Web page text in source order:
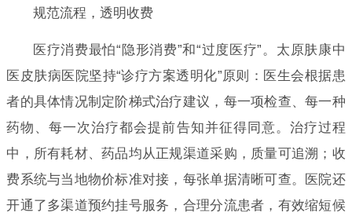
规范流程，透明收费
医疗消费最怕“隐形消费”和“过度医疗”。太原肤康中
医皮肤病医院坚持“诊疗方案透明化”原则：医生会根据患
者的具体情况制定阶梯式治疗建议，每一项检查、每一种
药物、每一次治疗都会提前告知并征得同意。治疗过程
中，所有耗材、药品均从正规渠道采购，质量可追溯；收
费系统与当地物价标准对接，每张单据清晰可查。医院还
开通了多渠道预约挂号服务，合理分流患者，有效缩短候